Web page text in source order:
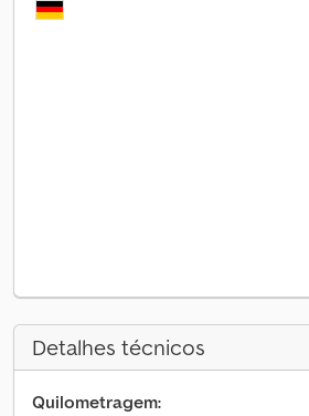
Detalhes técnicos
Quilometragem: